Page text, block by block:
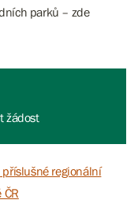
parků – zde
žádost
příslušné regionální
ČR